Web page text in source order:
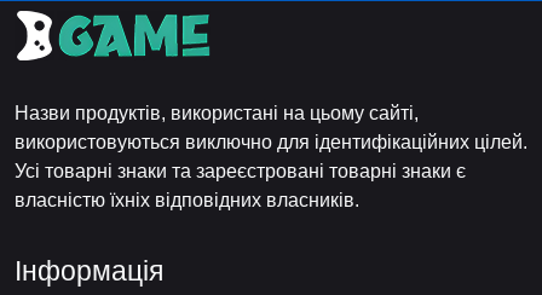
Назви продуктів, використані на цьому сайті,
використовуються виключно для ідентифікаційних цілей.
Усі товарні знаки та зареєстровані товарні знаки є
власністю їхніх відповідних власників.
Інформація